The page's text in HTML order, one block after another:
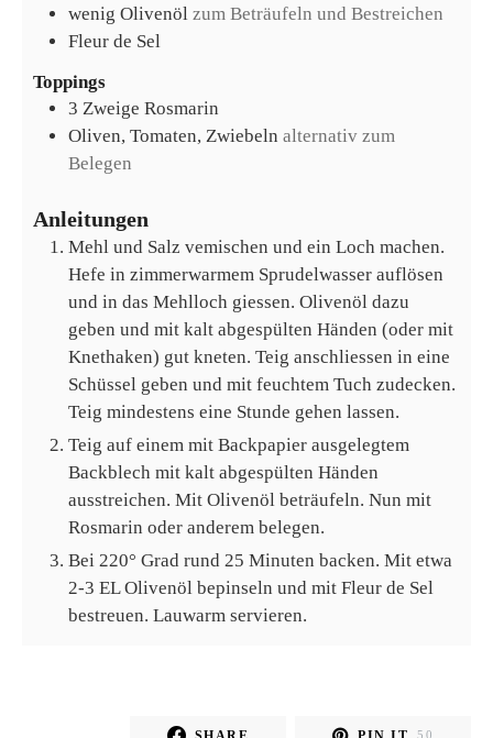
wenig Olivenöl zum Beträufeln und Bestreichen
Fleur de Sel
Toppings
3 Zweige Rosmarin
Oliven, Tomaten, Zwiebeln alternativ zum
Belegen
Anleitungen
Mehl und Salz vemischen und ein Loch machen.
Hefe in zimmerwarmem Sprudelwasser auflösen
und in das Mehlloch giessen. Olivenöl dazu
geben und mit kalt abgespülten Händen (oder mit
Knethaken) gut kneten. Teig anschliessen in eine
Schüssel geben und mit feuchtem Tuch zudecken.
Teig mindestens eine Stunde gehen lassen.
Teig auf einem mit Backpapier ausgelegtem
Backblech mit kalt abgespülten Händen
ausstreichen. Mit Olivenöl beträufeln. Nun mit
Rosmarin oder anderem belegen.
Bei 220° Grad rund 25 Minuten backen. Mit etwa
2-3 EL Olivenöl bepinseln und mit Fleur de Sel
bestreuen. Lauwarm servieren.
50